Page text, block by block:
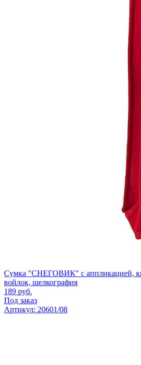
Сумка "СНЕГОВИК" с аппликацией,
войлок, шелкография
189 руб.
Под заказ
Артикул: 20601/08